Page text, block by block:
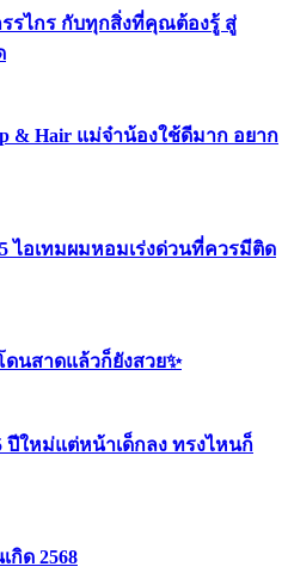
รรไกร กับทุกสิ่งที่คุณต้องรู้ สู่
& Hair แม่จ๋าน้องใช้ดีมาก อยาก
ไอเทมผมหอมเร่งด่วนที่ควรมีติด
ดนสาดแล้วก็ยังสวย✨
ปีใหม่แต่หน้าเด็กลง ทรงไหนก็
กิด 2568